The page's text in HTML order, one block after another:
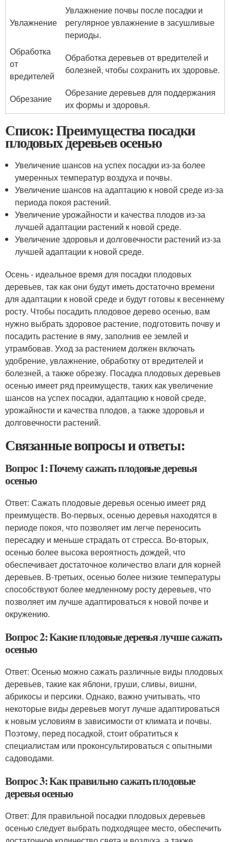
Увлажнение
Увлажнение почвы после посадки и
регулярное увлажнение в засушливые
периоды.
Обработка
от
вредителей
Обработка деревьев от вредителей и
болезней, чтобы сохранить их здоровье.
Обрезание
Обрезание деревьев для поддержания
их формы и здоровья.
Список: Преимущества посадки
плодовых деревьев осенью
Увеличение шансов на успех посадки из-за более
умеренных температур воздуха и почвы.
Увеличение шансов на адаптацию к новой среде из-за
периода покоя растений.
Увеличение урожайности и качества плодов из-за
лучшей адаптации растений к новой среде.
Увеличение здоровья и долговечности растений из-за
лучшей адаптации к новой среде.
Осень - идеальное время для посадки плодовых
деревьев, так как они будут иметь достаточно времени
для адаптации к новой среде и будут готовы к весеннему
росту. Чтобы посадить плодовое дерево осенью, вам
нужно выбрать здоровое растение, подготовить почву и
посадить растение в яму, заполнив ее землей и
утрамбовав. Уход за растением должен включать
удобрение, увлажнение, обработку от вредителей и
болезней, а также обрезку. Посадка плодовых деревьев
осенью имеет ряд преимуществ, таких как увеличение
шансов на успех посадки, адаптацию к новой среде,
урожайности и качества плодов, а также здоровья и
долговечности растений.
Связанные вопросы и ответы:
Вопрос 1: Почему сажать плодовые деревья
осенью
Ответ: Сажать плодовые деревья осенью имеет ряд
преимуществ. Во-первых, осенью деревья находятся в
периоде покоя, что позволяет им легче переносить
пересадку и меньше страдать от стресса. Во-вторых,
осенью более высока вероятность дождей, что
обеспечивает достаточное количество влаги для корней
деревьев. В-третьих, осенью более низкие температуры
способствуют более медленному росту деревьев, что
позволяет им лучше адаптироваться к новой почве и
окружению.
Вопрос 2: Какие плодовые деревья лучше сажать
осенью
Ответ: Осенью можно сажать различные виды плодовых
деревьев, такие как яблони, груши, сливы, вишни,
абрикосы и персики. Однако, важно учитывать, что
некоторые виды деревьев могут лучше адаптироваться
к новым условиям в зависимости от климата и почвы.
Поэтому, перед посадкой, стоит обратиться к
специалистам или проконсультироваться с опытными
садоводами.
Вопрос 3: Как правильно сажать плодовые
деревья осенью
Ответ: Для правильной посадки плодовых деревьев
осенью следует выбрать подходящее место, обеспечить